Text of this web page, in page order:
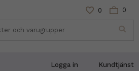
0 0
Logga in Kundtjänst